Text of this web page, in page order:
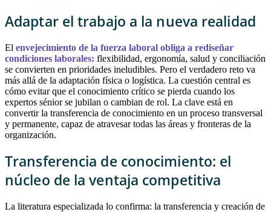
Adaptar el trabajo a la nueva realidad
El envejecimiento de la fuerza laboral obliga a rediseñar
condiciones laborales: flexibilidad, ergonomía, salud y conciliación
se convierten en prioridades ineludibles. Pero el verdadero reto va
más allá de la adaptación física o logística. La cuestión central es
cómo evitar que el conocimiento crítico se pierda cuando los
expertos sénior se jubilan o cambian de rol. La clave está en
convertir la transferencia de conocimiento en un proceso transversal
y permanente, capaz de atravesar todas las áreas y fronteras de la
organización.
Transferencia de conocimiento: el
núcleo de la ventaja competitiva
La literatura especializada lo confirma: la transferencia y creación de